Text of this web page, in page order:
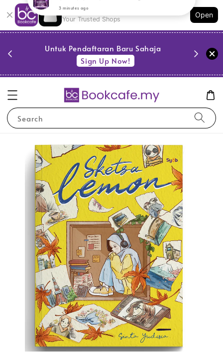
Shopping: Track Your Order
Your Trusted Shops
Open
Untuk Pendaftaran Baru Sahaja
Sign Up Now!
Search